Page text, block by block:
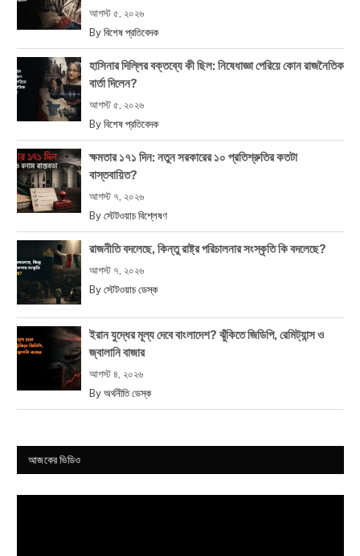
আগস্ট ৫, ২০২৬
By বিশেষ প্রতিবেদক
হাসিনার দিল্লির বক্তব্যে কী ছিল: নিষেধাজ্ঞা পেরিয়ে কোন রাজনৈতিক
বার্তা দিলেন?
আগস্ট ৫, ২০২৬
By বিশেষ প্রতিবেদক
ক্ষমতার ১৭১ দিন: নতুন সরকারের ১০ প্রতিশ্রুতির কতটা
বাস্তবায়িত?
আগস্ট ৭, ২০২৬
By স্টেটওয়াচ বিশ্লেষণ
রাজনীতি বদলেছে, কিন্তু রাষ্ট্র পরিচালনার সংস্কৃতি কি বদলেছে?
আগস্ট ৭, ২০২৬
By স্টেটওয়াচ ডেস্ক
ইরান যুদ্ধের মূল্য দেবে বাংলাদেশ? ঝুঁকিতে জিডিপি, রেমিট্যান্স ও
জ্বালানি বাজার
আগস্ট ৪, ২০২৬
By অর্থনীতি ডেস্ক
আজকের ভিডিও